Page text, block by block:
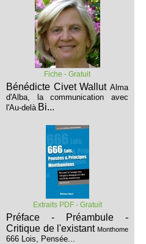
Fiche - Gratuit
Bénédicte Civet Wallut Alma
d'Alba, la communication avec
l'Au-delà Bi...
Extraits PDF - Gratuit
Préface - Préambule -
Critique de l'existant Monthome
666 Lois, Pensée...